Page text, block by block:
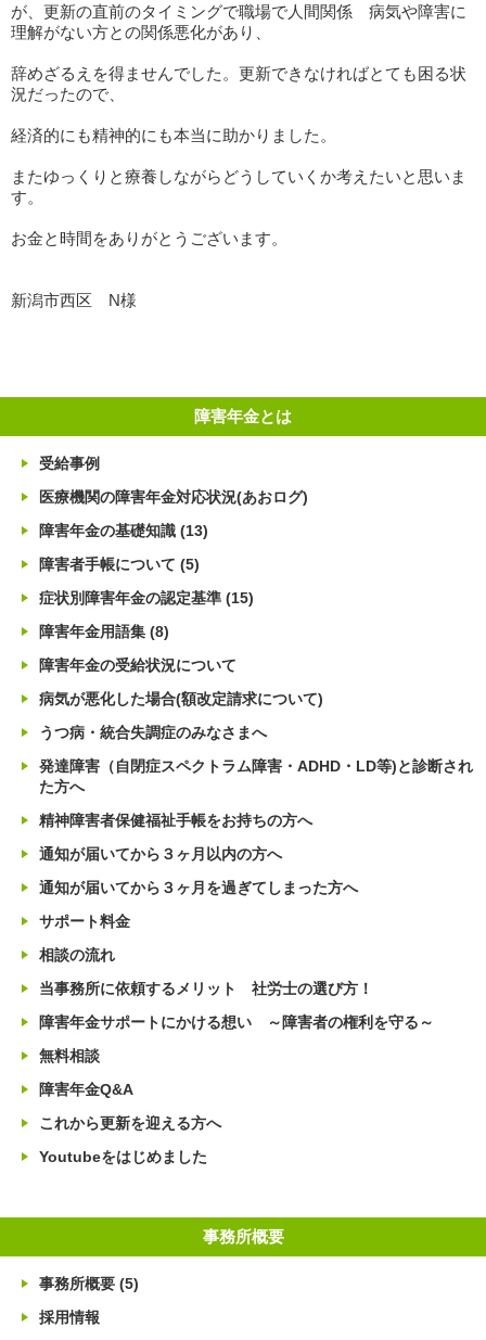
が、更新の直前のタイミングで職場で人間関係 病気や障害に
理解がない方との関係悪化があり、
辞めざるえを得ませんでした。更新できなければとても困る状
況だったので、
経済的にも精神的にも本当に助かりました。
またゆっくりと療養しながらどうしていくか考えたいと思いま
す。
お金と時間をありがとうございます。
新潟市西区 N様
障害年金とは
受給事例
医療機関の障害年金対応状況(あおログ)
障害年金の基礎知識 (13)
障害者手帳について (5)
症状別障害年金の認定基準 (15)
障害年金用語集 (8)
障害年金の受給状況について
病気が悪化した場合(額改定請求について)
うつ病・統合失調症のみなさまへ
発達障害（自閉症スペクトラム障害・ADHD・LD等)と診断され
た方へ
精神障害者保健福祉手帳をお持ちの方へ
通知が届いてから３ヶ月以内の方へ
通知が届いてから３ヶ月を過ぎてしまった方へ
サポート料金
相談の流れ
当事務所に依頼するメリット 社労士の選び方！
障害年金サポートにかける想い ～障害者の権利を守る～
無料相談
障害年金Q&A
これから更新を迎える方へ
Youtubeをはじめました
事務所概要
事務所概要 (5)
採用情報